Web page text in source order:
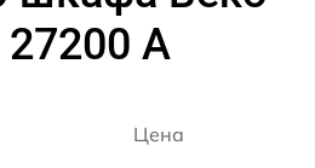
27200 A
Цена